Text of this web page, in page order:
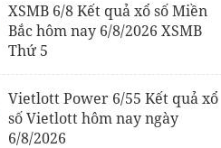
XSMB 6/8 Kết quả xổ số Miền
Bắc hôm nay 6/8/2026 XSMB
Thứ 5
Vietlott Power 6/55 Kết quả xổ
số Vietlott hôm nay ngày
6/8/2026